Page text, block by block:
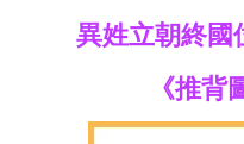
異姓立朝終
《推背